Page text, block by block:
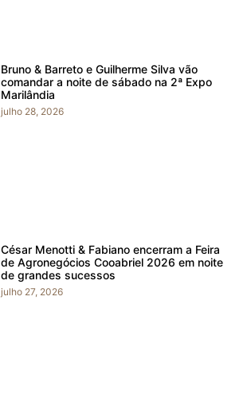
Bruno & Barreto e Guilherme Silva vão
comandar a noite de sábado na 2ª Expo
Marilândia
julho 28, 2026
César Menotti & Fabiano encerram a Feira
de Agronegócios Cooabriel 2026 em noite
de grandes sucessos
julho 27, 2026